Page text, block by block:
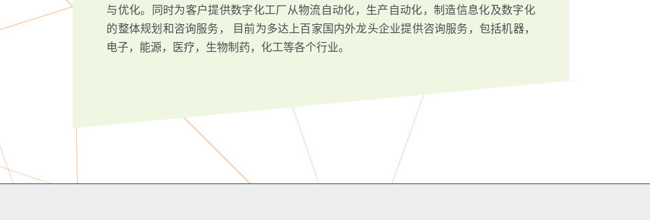
与优化。同时为客户提供数字化工厂从物流自动化，生产自动化，制造信息化及数字化
的整体规划和咨询服务， 目前为多达上百家国内外龙头企业提供咨询服务，包括机器，
电子，能源，医疗，生物制药，化工等各个行业。